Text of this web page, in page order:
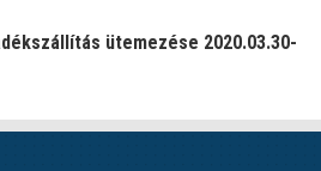
ütemezése 2020.03.30-